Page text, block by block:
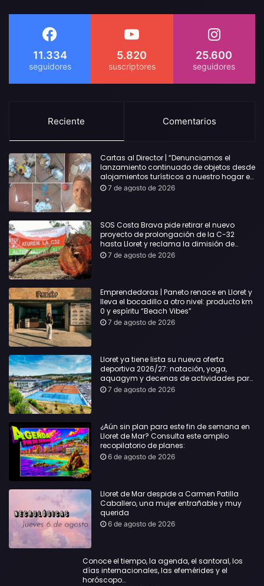
11.334 5.820 25.600
Reciente Comentarios
Cartas al Director | “Denunciamos el
lanzamiento continuado de objetos desde
alojamientos turísticos a nuestro hogar en
Lloret: Podría haber causado una
7 de agosto de 2026
SOS Costa Brava pide retirar el nuevo
proyecto de prolongación de la C-32
hasta Lloret y reclama la dimisión de
Sílvia Paneque
7 de agosto de 2026
Emprendedoras | Paneto renace en Lloret y
lleva el bocadillo a otro nivel: producto km
0 y espíritu “Beach Vibes”
7 de agosto de 2026
Lloret ya tiene lista su nueva oferta
deportiva 2026/27: natación, yoga,
aquagym y decenas de actividades para
todas las edades
7 de agosto de 2026
¿Aún sin plan para este fin de semana en
Lloret de Mar? Consulta este amplio
recopilatorio de planes:
6 de agosto de 2026
Lloret de Mar despide a Carmen Patilla
Caballero, una mujer entrañable y muy
querida
6 de agosto de 2026
Conoce el tiempo, la agenda, el santoral, los
días internacionales, las efemérides y el
horóscopo…